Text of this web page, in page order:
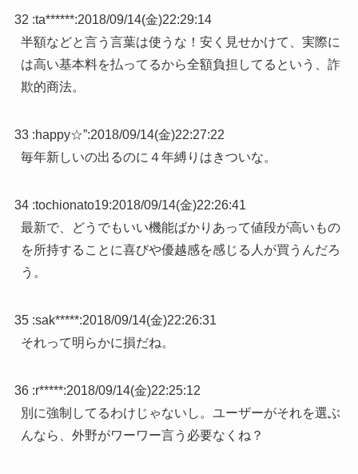
32 :ta******:2018/09/14(金)22:29:14
半額などと言う言葉は使うな！安く見せかけて、実際に
は高い基本料を払ってるから全額負担してるという、詐
欺的商法。
33 :happy☆”:2018/09/14(金)22:27:22
毎年新しいの出るのに４年縛りはきついな。
34 :tochionato19:2018/09/14(金)22:26:41
最新で、どうでもいい機能ばかりあって値段が高いもの
を所持することに喜びや優越感を感じる人が買うんだろ
う。
35 :sak*****:2018/09/14(金)22:26:31
それって明らかに損だね。
36 :r*****:2018/09/14(金)22:25:12
別に強制してるわけじゃないし。ユーザーがそれを選ぶ
んなら、外野がワーワー言う必要なくね？